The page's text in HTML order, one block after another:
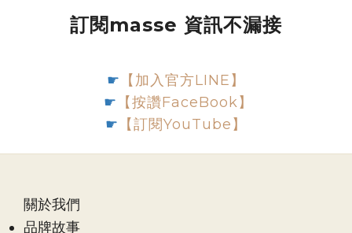
訂閱masse 資訊不漏接
☛ 【加入官方LINE】
☛ 【按讚FaceBook】
☛ 【訂閱YouTube】
關於我們
品牌故事